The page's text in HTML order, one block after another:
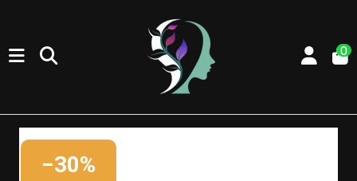
0
−30%